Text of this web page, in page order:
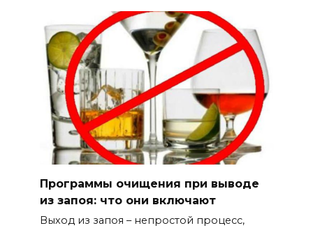
Программы очищения при выводе
из запоя: что они включают
Выход из запоя – непростой процесс,